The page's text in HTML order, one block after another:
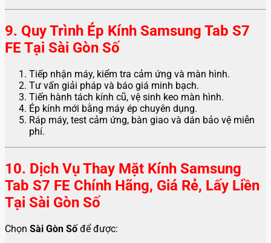
9. Quy Trình Ép Kính Samsung Tab S7
FE Tại Sài Gòn Số
Tiếp nhận máy, kiểm tra cảm ứng và màn hình.
Tư vấn giải pháp và báo giá minh bạch.
Tiến hành tách kính cũ, vệ sinh keo màn hình.
Ép kính mới bằng máy ép chuyên dụng.
Ráp máy, test cảm ứng, bàn giao và dán bảo vệ miễn
phí.
10. Dịch Vụ Thay Mặt Kính Samsung
Tab S7 FE Chính Hãng, Giá Rẻ, Lấy Liền
Tại Sài Gòn Số
Chọn Sài Gòn Sốđể được: